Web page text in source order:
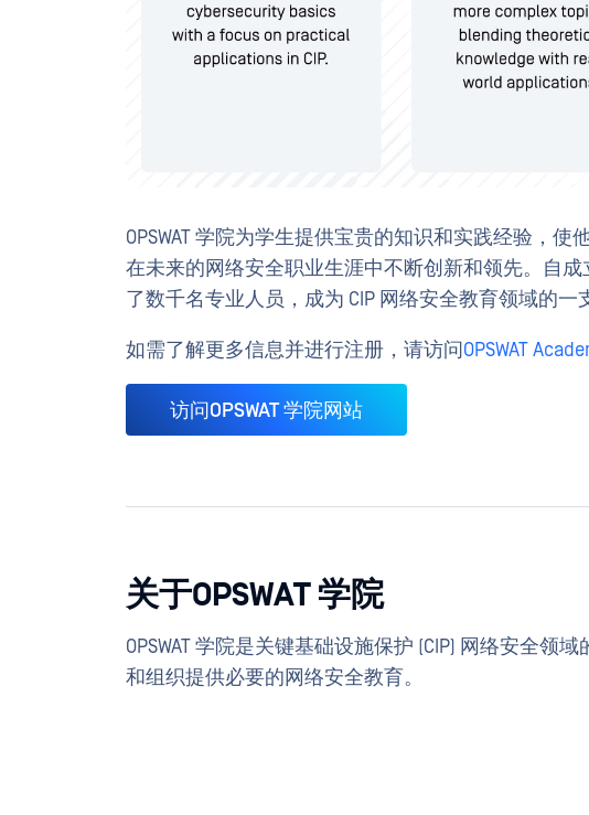
OPSWAT 学院为学生提供宝贵的知识和实践经验，
在未来的网络安全职业生涯中不断创新和领先。自成
了数千名专业人员，成为 CIP 网络安全教育领域的一
如需了解更多信息并进行注册，请访问OPSWAT
访问OPSWAT 学院网站
关于OPSWAT 学院
OPSWAT 学院是关键基础设施保护 (CIP) 网络安全领
和组织提供必要的网络安全教育。